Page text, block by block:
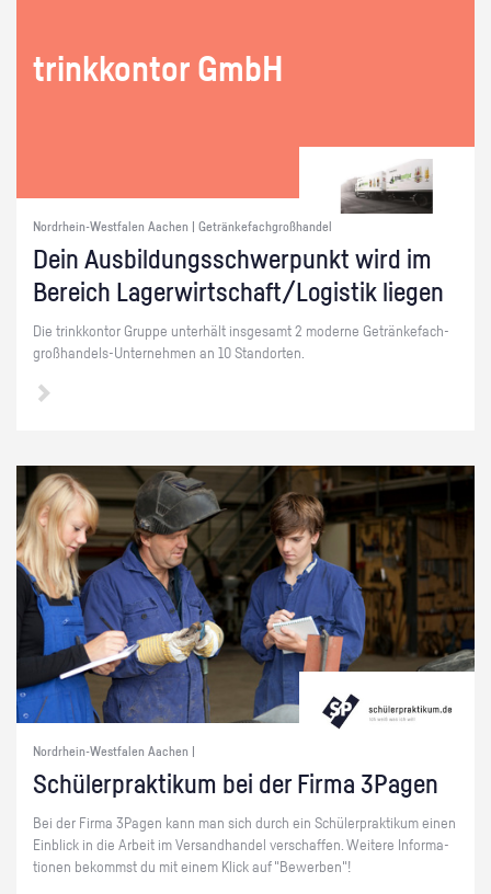
trink­kon­tor GmbH
Nordrhein-Westfalen Aachen | Getränkefachgroßhandel
Dein Aus­bil­dungs­schwer­punkt wird im
Be­reich La­ger­wirt­schaft/Lo­gis­tik lie­gen
Die trink­kon­tor Grup­pe un­ter­hält ins­ge­samt 2 mo­der­ne Ge­trän­ke­fach­
groß­han­dels-Un­ter­neh­men an 10 Stand­or­ten.
Nordrhein-Westfalen Aachen |
Schü­ler­prak­ti­kum bei der Firma 3Pa­gen
Bei der Firma 3Pa­gen kann man sich durch ein Schü­ler­prak­ti­kum einen
Ein­blick in die Ar­beit im Ver­sand­han­del ver­schaf­fen. Wei­te­re In­for­ma­
tio­nen be­kommst du mit einem Klick auf "Be­wer­ben"!